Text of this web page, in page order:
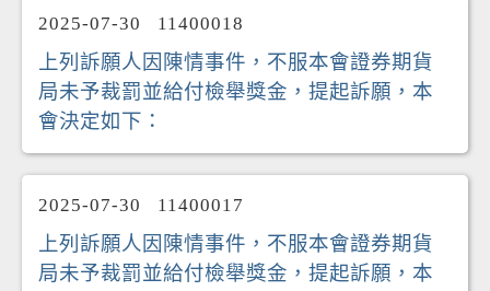
2025-07-30 11400018
上列訴願人因陳情事件，不服本會證券期貨
局未予裁罰並給付檢舉獎金，提起訴願，本
會決定如下：
2025-07-30 11400017
上列訴願人因陳情事件，不服本會證券期貨
局未予裁罰並給付檢舉獎金，提起訴願，本